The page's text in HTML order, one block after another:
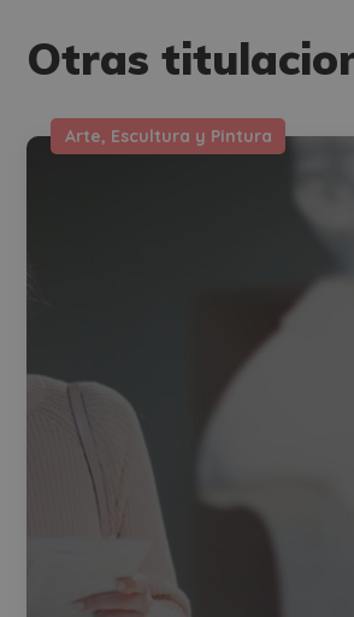
Otras
Arte, Escultura y Pintura